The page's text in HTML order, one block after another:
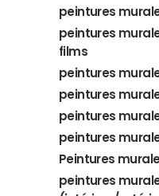
peintures
peintures
films
peintures
peintures
peintures
peintures
Peintures
peintures